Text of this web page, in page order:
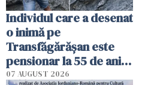
Individul care a desenat
o inimă pe
Transfăgărășan este
pensionar la 55 de ani.
Poliția l-a identificat
07 AUGUST 2026